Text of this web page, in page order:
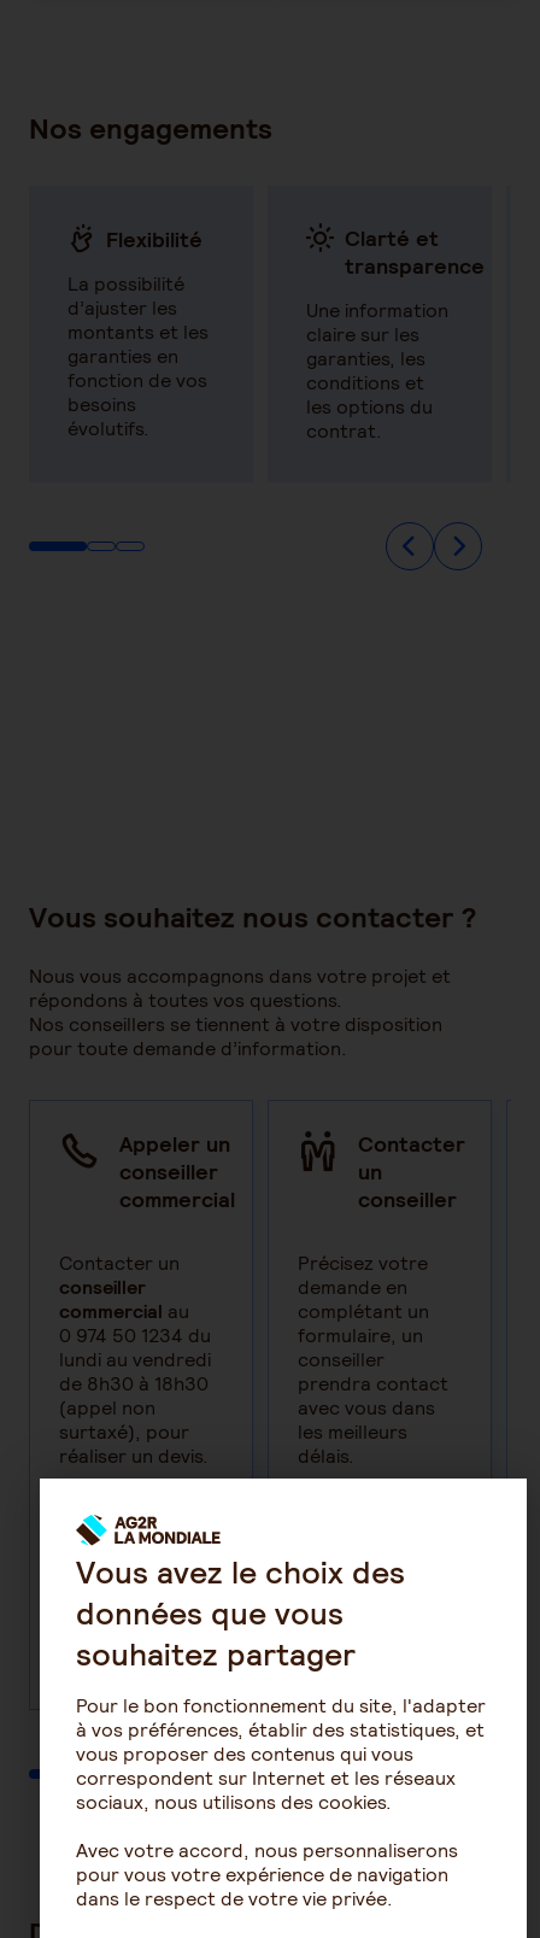
Nos engagements
Flexibilité
La possibilité
d’ajuster les
montants et les
garanties en
fonction de vos
besoins
évolutifs.
Clarté et
transparence
Une information
claire sur les
garanties, les
conditions et
les options du
contrat.
Vous souhaitez nous contacter ?
Nous vous accompagnons dans votre projet et
répondons à toutes vos questions.
Nos conseillers se tiennent à votre disposition
pour toute demande d’information.
Appeler un
conseiller
commercial
Contacter un
conseiller
commercial au
0 974 50 1234 du
lundi au vendredi
de 8h30 à 18h30
(appel non
surtaxé), pour
réaliser un devis.
Contacter
un
conseiller
Précisez votre
demande en
complétant un
formulaire, un
conseiller
prendra contact
avec vous dans
les meilleurs
délais.
Formulez
demande
Vous avez le choix des
données que vous
souhaitez partager
Pour le bon fonctionnement du site, l'adapter
à vos préférences, établir des statistiques, et
vous proposer des contenus qui vous
correspondent sur Internet et les réseaux
sociaux, nous utilisons des cookies.
Avec votre accord, nous personnaliserons
pour vous votre expérience de navigation
dans le respect de votre vie privée.